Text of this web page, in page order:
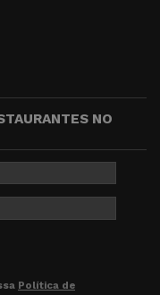
NO
Política de